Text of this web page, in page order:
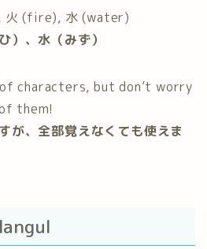
火 (fire), 水 (water)
）、水（みず）
characters, but don’t worry
them!
が、全部覚えなくても使えま